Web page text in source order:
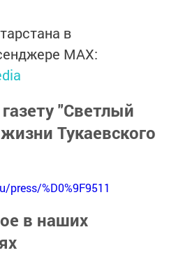
в
MАХ:
"Светлый
Тукаевского
%D0%9F9511
в наших